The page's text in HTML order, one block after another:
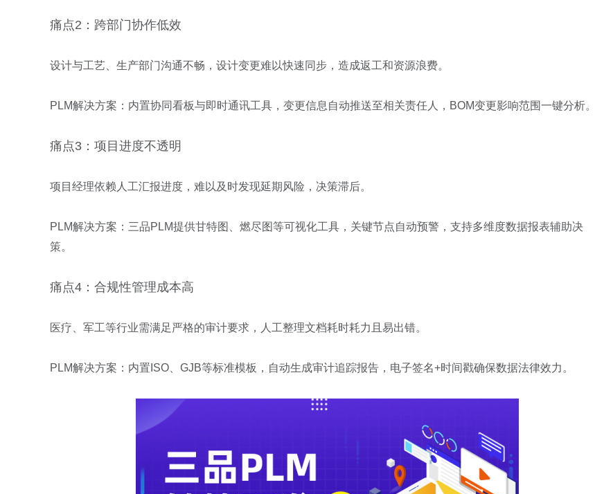
痛点2 ：跨部门协作低效
设计与工艺、生产部门沟通不畅，设计变更难以快速同步，造成返工和资源浪费。
PLM解决方案：内置协同看板与即时通讯工具，变更信息自动推送至相关责任人， BOM变更影响范围一键分析。
痛点3 ：项目进度不透明
项目经理依赖人工汇报进度，难以及时发现延期风险，决策滞后。
PLM解决方案：三品PLM提供甘特图、燃尽图等可视化工具，关键节点自动预警，支持多维度数据报表辅助决
策。
痛点4 ：合规性管理成本高
医疗、军工等行业需满足严格的审计要求，人工整理文档耗时耗力且易出错。
PLM解决方案：内置 ISO GJB等标准模板，自动生成审计追踪报告，电子签名+时间戳确保数据法律效力。